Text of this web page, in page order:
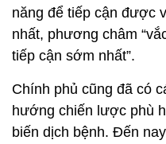
năng để tiếp cận được
nhất, phương châm
tiếp cận sớm nhất”.
Chính phủ cũng đã có
hướng chiến lược phù
biến dịch bệnh. Đến